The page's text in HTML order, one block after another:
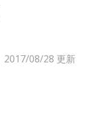
2017/08/28 更新